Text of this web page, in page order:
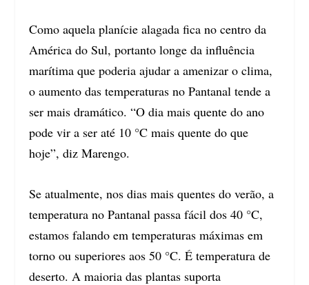
Como aquela planície alagada fica no centro da
América do Sul, portanto longe da influência
marítima que poderia ajudar a amenizar o clima,
o aumento das temperaturas no Pantanal tende a
ser mais dramático. “O dia mais quente do ano
pode vir a ser até 10 °C mais quente do que
hoje”, diz Marengo.
Se atualmente, nos dias mais quentes do verão, a
temperatura no Pantanal passa fácil dos 40 °C,
estamos falando em temperaturas máximas em
torno ou superiores aos 50 °C. É temperatura de
deserto. A maioria das plantas suporta